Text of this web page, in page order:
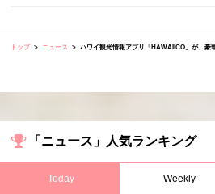
トップ ニュース ハワイ観光情報アプリ「HAWAIICO」が、豪
「ニュース」人気ランキング
Today Weekly